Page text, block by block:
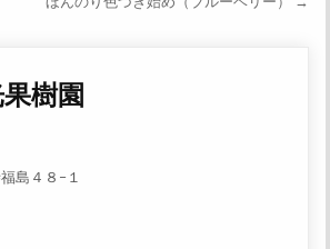
樹園
島４８−１